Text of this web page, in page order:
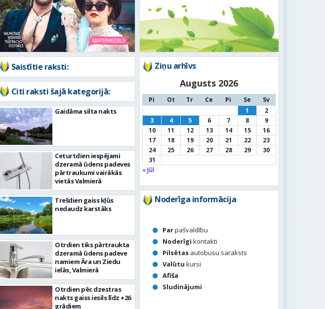
Saistītie raksti:
Citi raksti šajā kategorijā:
Gaidāma silta nakts
Ceturtdien iespējami
dzeramā ūdens padeves
pārtraukumi vairākās
vietās Valmierā
Trešdien gaiss kļūs
nedaudz karstāks
Otrdien tiks pārtraukta
dzeramā ūdens padeve
namiem Āra un Ziedu
ielās, Valmierā
Otrdien pēc dzestras
nakts gaiss iesils līdz +26
grādiem
Ziņu arhīvs
Augusts 2026
Pi Ot Tr Ce Pi Se
Sv
1
2
3
4 5 6 7 8
9
10
11 12 13 14 15
16
17
18 19 20 21 22
23
24
25 26 27 28 29
30
31
« Jūl
Noderīga informācija
Parpašvaldību
Noderīgi kontakti
Pilsētas autobusu saraksts
Valūtu kursi
Afiša
Sludinājumi